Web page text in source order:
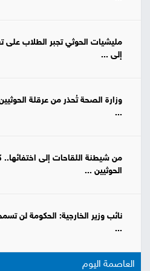
مليشيات الحوثي تجبر الطلاب على
إلى ...
وزارة الصحة تُحذر من عرقلة
...
من شيطنة اللقاحات إلى
الحوثيين ...
نائب وزير الخارجية: الحكومة لن
...
العاصمة اليوم